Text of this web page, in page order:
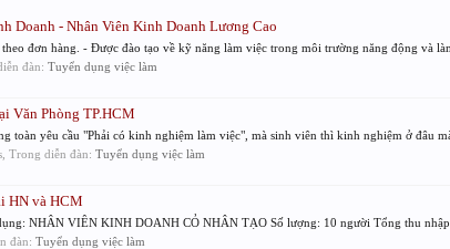
Doanh - Nhân Viên Kinh Doanh Lương Cao
đơn hàng. - Được đào tạo về kỹ năng làm việc trong môi trường năng động và
đàn: Tuyển dụng việc làm
Văn Phòng TP.HCM
toàn yêu cầu "Phải có kinh nghiệm làm việc", mà sinh viên thì kinh nghiệm ở đâu mà
Trong diễn đàn: Tuyển dụng việc làm
HN và HCM
NHÂN VIÊN KINH DOANH CỎ NHÂN TẠO Số lượng: 10 người Tổng thu nhập
đàn: Tuyển dụng việc làm